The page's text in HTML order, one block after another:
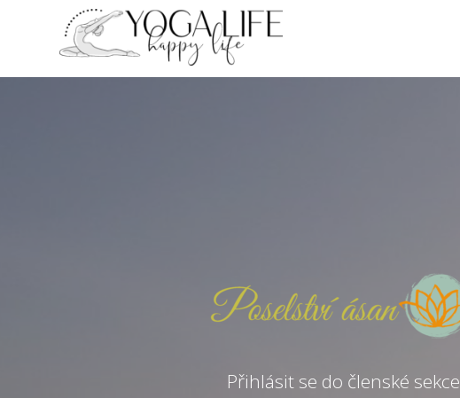
Přihlásit se do členské sekce